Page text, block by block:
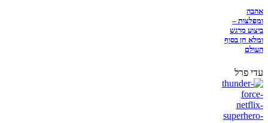
אהבה
ומפלצות –
ביצוע מרגש
ומלא חן בסוף
העולם
עדי פרל